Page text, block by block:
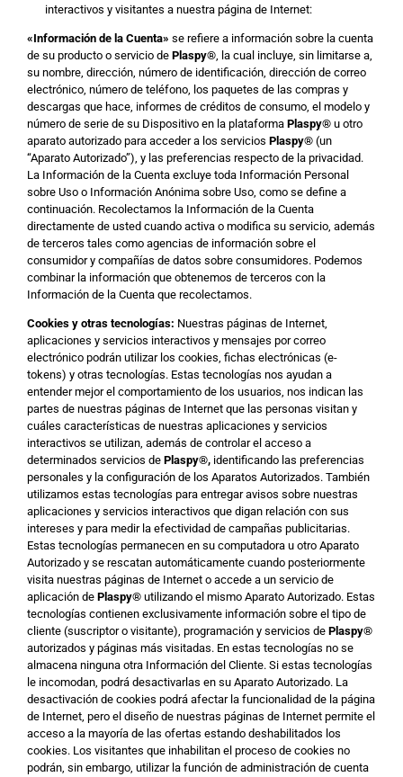
interactivos y visitantes a nuestra página de Internet:
«Información de la Cuenta» se refiere a información sobre la cuenta
de su producto o servicio de Plaspy®, la cual incluye, sin limitarse a,
su nombre, dirección, número de identificación, dirección de correo
electrónico, número de teléfono, los paquetes de las compras y
descargas que hace, informes de créditos de consumo, el modelo y
número de serie de su Dispositivo en la plataforma Plaspy® u otro
aparato autorizado para acceder a los servicios Plaspy® (un
“Aparato Autorizado”), y las preferencias respecto de la privacidad.
La Información de la Cuenta excluye toda Información Personal
sobre Uso o Información Anónima sobre Uso, como se define a
continuación. Recolectamos la Información de la Cuenta
directamente de usted cuando activa o modifica su servicio, además
de terceros tales como agencias de información sobre el
consumidor y compañías de datos sobre consumidores. Podemos
combinar la información que obtenemos de terceros con la
Información de la Cuenta que recolectamos.
Cookies y otras tecnologías: Nuestras páginas de Internet,
aplicaciones y servicios interactivos y mensajes por correo
electrónico podrán utilizar los cookies, fichas electrónicas (e-
tokens) y otras tecnologías. Estas tecnologías nos ayudan a
entender mejor el comportamiento de los usuarios, nos indican las
partes de nuestras páginas de Internet que las personas visitan y
cuáles características de nuestras aplicaciones y servicios
interactivos se utilizan, además de controlar el acceso a
determinados servicios de Plaspy®, identificando las preferencias
personales y la configuración de los Aparatos Autorizados. También
utilizamos estas tecnologías para entregar avisos sobre nuestras
aplicaciones y servicios interactivos que digan relación con sus
intereses y para medir la efectividad de campañas publicitarias.
Estas tecnologías permanecen en su computadora u otro Aparato
Autorizado y se rescatan automáticamente cuando posteriormente
visita nuestras páginas de Internet o accede a un servicio de
aplicación de Plaspy® utilizando el mismo Aparato Autorizado. Estas
tecnologías contienen exclusivamente información sobre el tipo de
cliente (suscriptor o visitante), programación y servicios de Plaspy®
autorizados y páginas más visitadas. En estas tecnologías no se
almacena ninguna otra Información del Cliente. Si estas tecnologías
le incomodan, podrá desactivarlas en su Aparato Autorizado. La
desactivación de cookies podrá afectar la funcionalidad de la página
de Internet, pero el diseño de nuestras páginas de Internet permite el
acceso a la mayoría de las ofertas estando deshabilitados los
cookies. Los visitantes que inhabilitan el proceso de cookies no
podrán, sin embargo, utilizar la función de administración de cuenta